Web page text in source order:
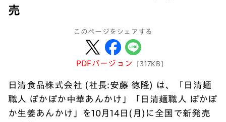
売
このページをシェアする
PDFバージョン [317KB]
日清食品株式会社 (社長:安藤 徳隆) は、「日清麺
職人 ぽかぽか中華あんかけ」「日清麺職人 ぽかぽ
か生姜あんかけ」を10月14日(月)に全国で新発売